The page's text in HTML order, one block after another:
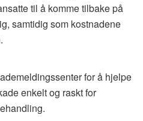
til å komme tilbake på
samtidig som kostnadene
for å hjelpe
enkelt og raskt for